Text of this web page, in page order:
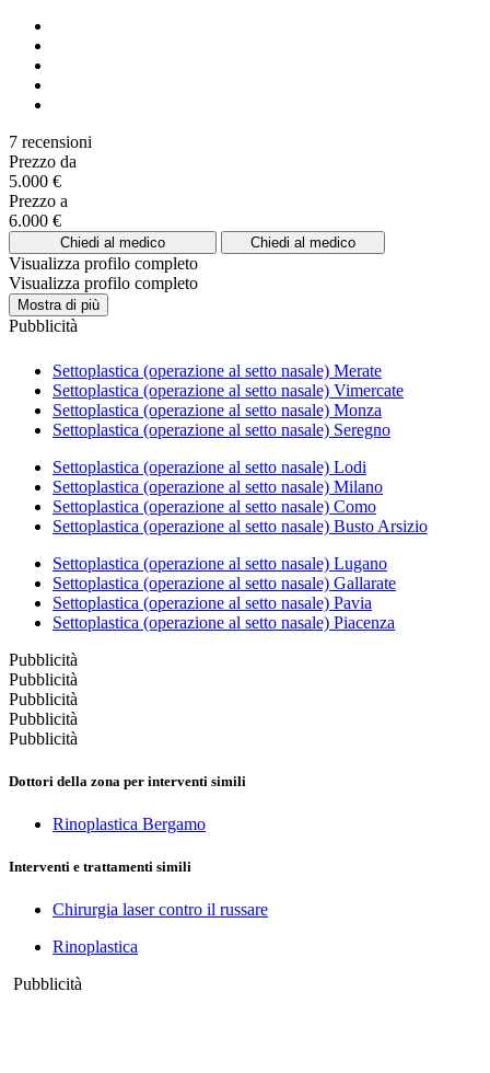
7 recensioni
Prezzo da
5.000 €
Prezzo a
6.000 €
Chiedi al medico Chiedi al medico
Visualizza profilo completo
Visualizza profilo completo
Mostra di più
Pubblicità
Settoplastica (operazione al setto nasale) Merate
Settoplastica (operazione al setto nasale) Vimercate
Settoplastica (operazione al setto nasale) Monza
Settoplastica (operazione al setto nasale) Seregno
Settoplastica (operazione al setto nasale) Lodi
Settoplastica (operazione al setto nasale) Milano
Settoplastica (operazione al setto nasale) Como
Settoplastica (operazione al setto nasale) Busto Arsizio
Settoplastica (operazione al setto nasale) Lugano
Settoplastica (operazione al setto nasale) Gallarate
Settoplastica (operazione al setto nasale) Pavia
Settoplastica (operazione al setto nasale) Piacenza
Pubblicità
Pubblicità
Pubblicità
Pubblicità
Pubblicità
Dottori della zona per interventi simili
Rinoplastica Bergamo
Interventi e trattamenti simili
Chirurgia laser contro il russare
Rinoplastica
Pubblicità